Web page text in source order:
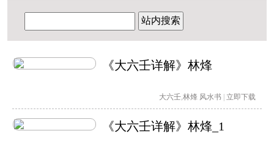
站内搜索
《大六壬详解》林烽
大六壬,林烽 风水书 立即下载
《大六壬详解》林烽_1